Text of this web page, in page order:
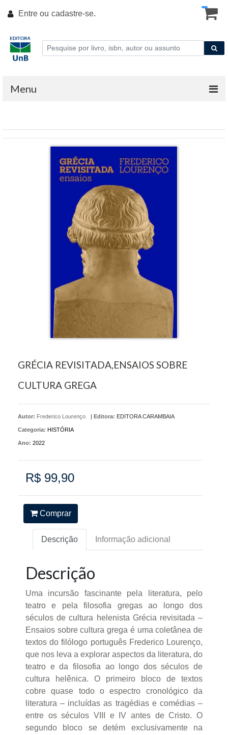
Entre ou cadastre-se.
Menu
GRÉCIA REVISITADA,ENSAIOS SOBRE
CULTURA GREGA
Autor: Frederico Lourenço | Editora: EDITORA CARAMBAIA
Categoria: HISTÓRIA
Ano: 2022
R$ 99,90
Comprar
Descrição Informação adicional
Descrição
Uma incursão fascinante pela literatura, pelo
teatro e pela filosofia gregas ao longo dos
séculos de cultura helenista Grécia revisitada –
Ensaios sobre cultura grega é uma coletânea de
textos do filólogo português Frederico Lourenço,
que nos leva a explorar aspectos da literatura, do
teatro e da filosofia ao longo dos séculos de
cultura helênica. O primeiro bloco de textos
cobre quase todo o espectro cronológico da
literatura – incluídas as tragédias e comédias –
entre os séculos VIII e IV antes de Cristo. O
segundo bloco se detém exclusivamente na